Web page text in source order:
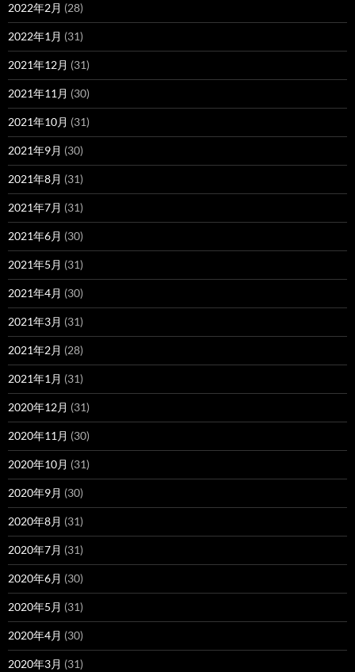
2022年2月 (28)
2022年1月 (31)
2021年12月 (31)
2021年11月 (30)
2021年10月 (31)
2021年9月 (30)
2021年8月 (31)
2021年7月 (31)
2021年6月 (30)
2021年5月 (31)
2021年4月 (30)
2021年3月 (31)
2021年2月 (28)
2021年1月 (31)
2020年12月 (31)
2020年11月 (30)
2020年10月 (31)
2020年9月 (30)
2020年8月 (31)
2020年7月 (31)
2020年6月 (30)
2020年5月 (31)
2020年4月 (30)
2020年3月 (31)